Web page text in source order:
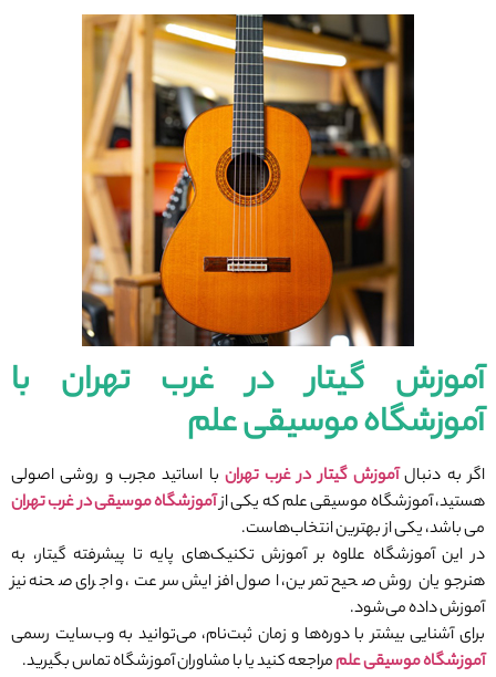
آموزش گیتار در غرب تهران با
آموزشگاه موسیقی علم
اگر به دنبال آموزش گیتار در غرب تهران با اساتید مجرب و روشی اصولی
هستید، آموزشگاه موسیقی علم که یکی ازآموزشگاه موسیقی در غرب تهران
می باشد، یکی از بهترین انتخاب‌هاست.
در این آموزشگاه علاوه بر آموزش تکنیک‌های پایه تا پیشرفته گیتار، به
هنرجویان روش صحیح تمرین، اصول افزایش سرعت، و اجرای صحنه نیز
آموزش داده می‌شود.
برای آشنایی بیشتر با دوره‌ها و زمان ثبت‌نام، می‌توانید به وب‌سایت رسمی
آموزشگاه موسیقی علممراجعه کنید یا با مشاوران آموزشگاه تماس بگیرید.